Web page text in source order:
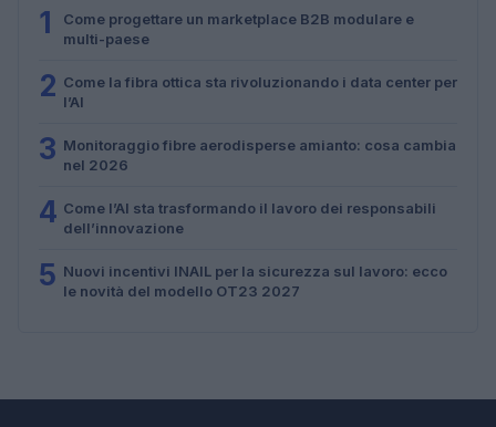
1
Come progettare un marketplace B2B modulare e
multi-paese
2 Come la fibra ottica sta rivoluzionando i data center per
l’AI
3 Monitoraggio fibre aerodisperse amianto: cosa cambia
nel 2026
4 Come l’AI sta trasformando il lavoro dei responsabili
dell’innovazione
5 Nuovi incentivi INAIL per la sicurezza sul lavoro: ecco
le novità del modello OT23 2027